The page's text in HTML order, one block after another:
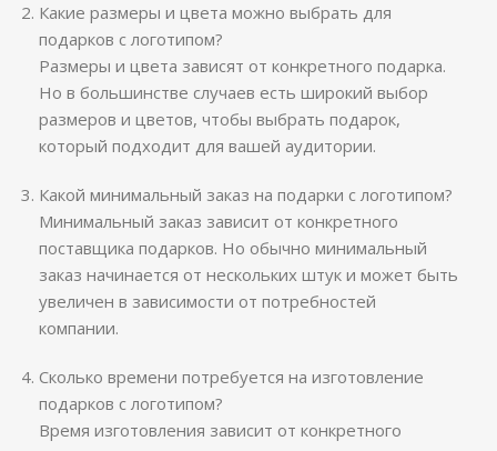
Какие размеры и цвета можно выбрать для
подарков с логотипом?
Размеры и цвета зависят от конкретного подарка.
Но в большинстве случаев есть широкий выбор
размеров и цветов, чтобы выбрать подарок,
который подходит для вашей аудитории.
Какой минимальный заказ на подарки с логотипом?
Минимальный заказ зависит от конкретного
поставщика подарков. Но обычно минимальный
заказ начинается от нескольких штук и может быть
увеличен в зависимости от потребностей
компании.
Сколько времени потребуется на изготовление
подарков с логотипом?
Время изготовления зависит от конкретного